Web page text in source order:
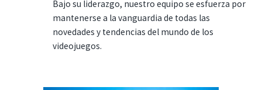
Bajo su liderazgo, nuestro equipo se esfuerza por
mantenerse a la vanguardia de todas las
novedades y tendencias del mundo de los
videojuegos.